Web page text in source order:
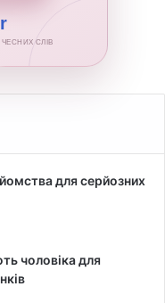
СЛІВ
для серйозних
чоловіка для